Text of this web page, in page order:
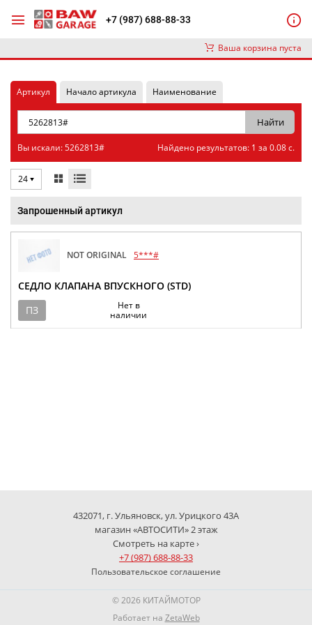
+7 (987) 688-88-33
Ваша корзина пуста
Артикул Начало артикула Наименование
Вы искали: 5262813# Найдено результатов: 1 за 0.08 с.
24
Запрошенный артикул
NOT ORIGINAL 5***#
СЕДЛО КЛАПАНА ВПУСКНОГО (STD)
ПЗ
Нет в
наличии
432071, г. Ульяновск, ул. Урицкого 43А
магазин «АВТОСИТИ» 2 этаж
Смотреть на карте ›
+7 (987) 688-88-33
Пользовательское соглашение
© 2026 КИТАЙМОТОР
Работает на ZetaWeb